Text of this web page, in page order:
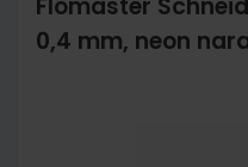
Flomaster
0,4 mm, neon